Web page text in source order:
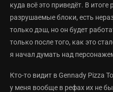
куда всё это приведёт. В итоге
разрушаемые блоки, есть
только дэш, но он будет
только после того, как это
я начал думать над
Кто-то видит в Gennady Pizza
у меня вообще в рефах их не